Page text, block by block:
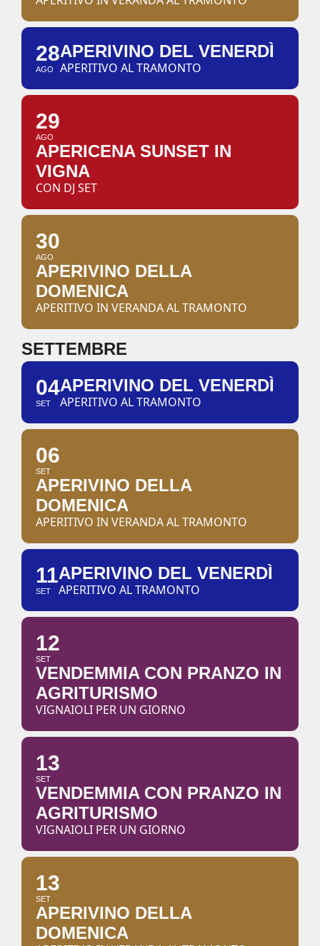
28
AGO
APERIVINO DEL VENERDÌ
APERITIVO AL TRAMONTO
29
AGO
APERICENA SUNSET IN
VIGNA
CON DJ SET
30
AGO
APERIVINO DELLA
DOMENICA
APERITIVO IN VERANDA AL TRAMONTO
SETTEMBRE
04
SET
APERIVINO DEL VENERDÌ
APERITIVO AL TRAMONTO
06
SET
APERIVINO DELLA
DOMENICA
APERITIVO IN VERANDA AL TRAMONTO
11
SET
APERIVINO DEL VENERDÌ
APERITIVO AL TRAMONTO
12
SET
VENDEMMIA CON PRANZO IN
AGRITURISMO
VIGNAIOLI PER UN GIORNO
13
SET
VENDEMMIA CON PRANZO IN
AGRITURISMO
VIGNAIOLI PER UN GIORNO
13
SET
APERIVINO DELLA
DOMENICA